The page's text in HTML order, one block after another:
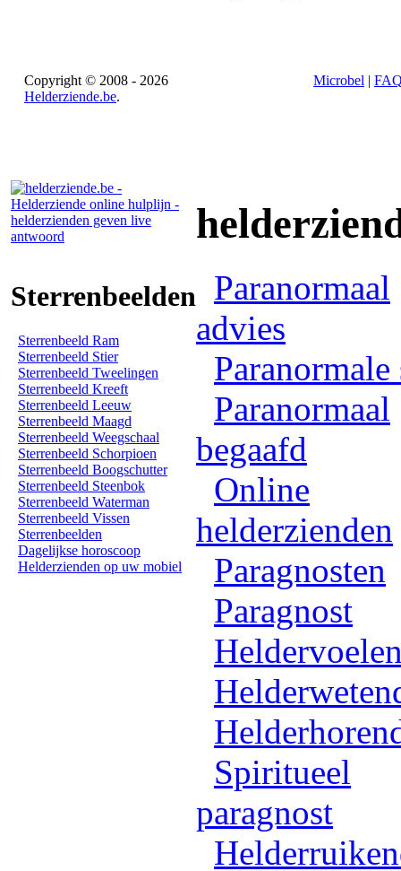
Copyright © 2008 - 2026
Helderziende.be.
Microbel |
Sterrenbeelden
Sterrenbeeld Ram
Sterrenbeeld Stier
Sterrenbeeld Tweelingen
Sterrenbeeld Kreeft
Sterrenbeeld Leeuw
Sterrenbeeld Maagd
Sterrenbeeld Weegschaal
Sterrenbeeld Schorpioen
Sterrenbeeld Boogschutter
Sterrenbeeld Steenbok
Sterrenbeeld Waterman
Sterrenbeeld Vissen
Sterrenbeelden
Dagelijkse horoscoop
Helderzienden op uw mobiel
Paranormaal
advies
Paranormale
Paranormaal
begaafd
Online
helderzienden
Paragnosten
Paragnost
Spiritueel
paragnost